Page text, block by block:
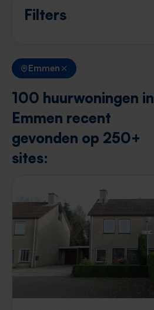
Filters
Emmen
100 huurwoningen in
Emmen recent
gevonden op 250+
sites: